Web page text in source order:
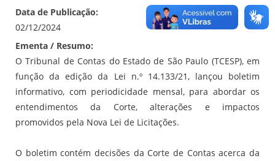
Data de Publicação:
02/12/2024
Ementa / Resumo:
O Tribunal de Contas do Estado de São Paulo (TCESP), em
função da edição da Lei n.º 14.133/21, lançou boletim
informativo, com periodicidade mensal, para abordar os
entendimentos da Corte, alterações e impactos
promovidos pela Nova Lei de Licitações.
O boletim contém decisões da Corte de Contas acerca da